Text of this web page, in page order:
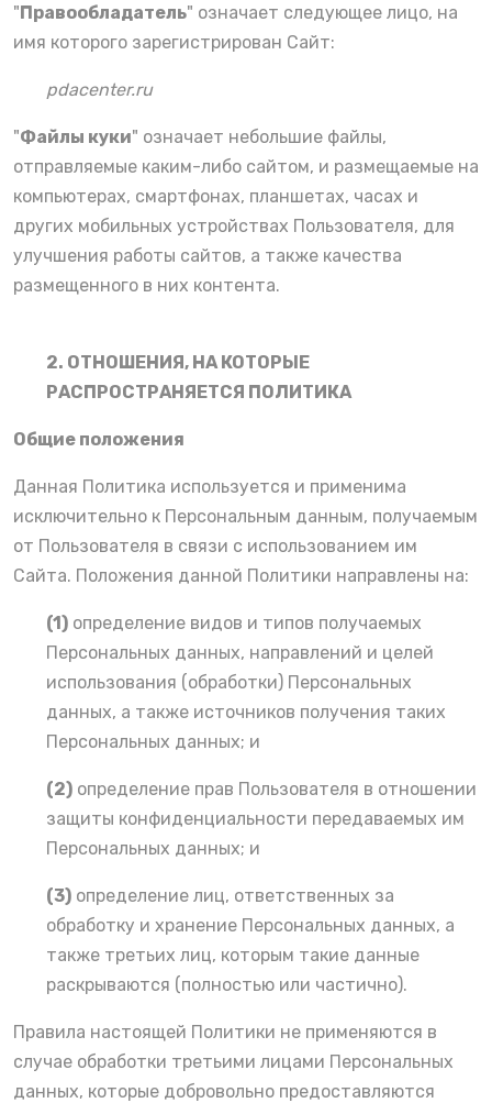
"Правообладатель" означает следующее лицо, на
имя которого зарегистрирован Сайт:
pdacenter.ru
"Файлы куки" означает небольшие файлы,
отправляемые каким-либо сайтом, и размещаемые на
компьютерах, смартфонах, планшетах, часах и
других мобильных устройствах Пользователя, для
улучшения работы сайтов, а также качества
размещенного в них контента.
2. ОТНОШЕНИЯ, НА КОТОРЫЕ
РАСПРОСТРАНЯЕТСЯ ПОЛИТИКА
Общие положения
Данная Политика используется и применима
исключительно к Персональным данным, получаемым
от Пользователя в связи с использованием им
Сайта. Положения данной Политики направлены на:
(1) определение видов и типов получаемых
Персональных данных, направлений и целей
использования (обработки) Персональных
данных, а также источников получения таких
Персональных данных; и
(2) определение прав Пользователя в отношении
защиты конфиденциальности передаваемых им
Персональных данных; и
(3) определение лиц, ответственных за
обработку и хранение Персональных данных, а
также третьих лиц, которым такие данные
раскрываются (полностью или частично).
Правила настоящей Политики не применяются в
случае обработки третьими лицами Персональных
данных, которые добровольно предоставляются